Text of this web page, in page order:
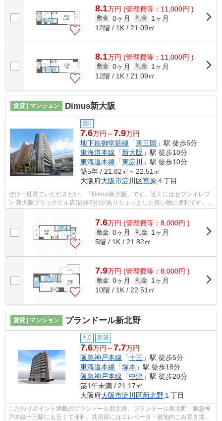
8.1万円 (管理費等：11,000円 )
敷金 0ヶ月 礼金
1ヶ月
12階 / 1K / 21.09㎡
8.1万円 (管理費等：11,000円 )
敷金 0ヶ月 礼金
1ヶ月
12階 / 1K / 21.09㎡
賃貸 | マンション Dimus新大阪
敷0
7.6万円～7.9万円
地下鉄御堂筋線 「東三国 」駅 徒歩5分
東海道本線 「新大阪 」駅 徒歩10分
東海道本線 「東淀川
」駅 徒歩10分
築5年 / 21.82㎡～22.51㎡
大阪府大阪市淀川区宮原４丁目
ぜひ一度見ていただきたい、「Dimus新大阪」です。近くにはセブンイレブ
ン 新大阪ブリックビル店(徒歩7分)がありちょっとした買い物に便利です。共
用部には敷地内ごみ置き場・エレベー...
7.6万円 (管理費等：8,000円 )
敷金 0ヶ月 礼金
1ヶ月
5階 / 1K / 21.82㎡
7.9万円 (管理費等：8,000円 )
敷金 0ヶ月 礼金
1ヶ月
10階 / 1K / 22.51㎡
賃貸 | マンション プランドール新北野
礼0 新築
7.6万円～7.7万円
阪急神戸本線 「十三 」駅 徒歩5分
東海道本線 「塚本 」駅 徒歩18分
阪急神戸本線 「中津 」駅 徒歩20分
築1年未満 / 21.17㎡
大阪府大阪市淀川区新北野 １丁目
こだわりポイント満載のプランドール新北野。プランドール新北野：阪急神
戸本線十三駅にも近くて便利。共用部にはエレベータ・敷地内ごみ置き場な